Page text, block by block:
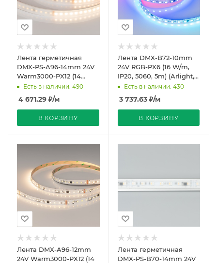
Лента герметичная
DMX-PS-A96-14mm 24V
Warm3000-PX12 (14
W/m, IP67, 5m) (Arlight,
Есть в наличии: 490
4 671.29 ₽/м
В КОРЗИНУ
Лента DMX-B72-10mm
24V RGB-PX6 (16 W/m,
IP20, 5060, 5m) (Arlight,
-) Есть в наличии: 430
3 737.63₽/м
В КОРЗИНУ
Лента DMX-A96-12mm
24V Warm3000-PX12 (14
Лента герметичная
DMX-PS-B70-14mm 24V